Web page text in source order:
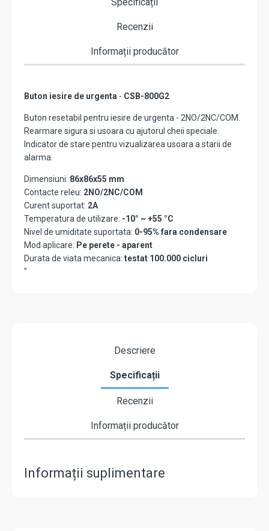
Recenzii
Informații producător
Buton iesire de urgenta - CSB-800G2
Buton resetabil pentru iesire de urgenta - 2NO/2NC/COM.
Rearmare sigura si usoara cu ajutorul cheii speciale.
Indicator de stare pentru vizualizarea usoara a starii de
alarma.
Dimensiuni: 86x86x55 mm
Contacte releu: 2NO/2NC/COM
Curent suportat: 2A
Temperatura de utilizare: -10° ~ +55 °C
Nivel de umiditate suportata: 0-95% fara condensare
Mod aplicare: Pe perete - aparent
Durata de viata mecanica: testat 100.000 cicluri
"
Descriere
Specificații
Recenzii
Informații producător
Informații suplimentare